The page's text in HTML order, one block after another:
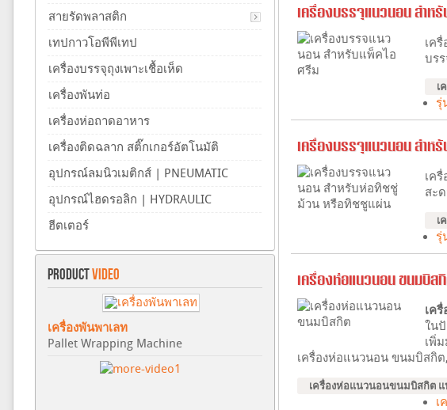
เครื่องบรรจุแนวนอน สำห
เค
บร
เ
รุ่
เครื่องบรรจุแนวนอน สำ
เค
สะ
เ
รุ่
เครื่องห่อแนวนอน ขนมบิส
เค
ใน
เพิ่
เครื่องห่อแนวนอน ขนมบิสกิต
เครื่องห่อแนวนอนขนมบิสกิต แ
เ
สายรัดพลาสติก
เทปกาวโอพีพีเทป
เครื่องบรรจุถุงเพาะเชื้อเห็ด
เครื่องพันท่อ
เครื่องห่อถาดอาหาร
เครื่องติดฉลาก สติ๊กเกอร์อัตโนมัติ
อุปกรณ์ลมนิวเมติกส์ | PNEUMATIC
อุปกรณ์ไฮดรอลิก | HYDRAULIC
ฮีตเตอร์
PRODUCTVIDEO
เครื่องพันพาเลท
Pallet Wrapping Machine